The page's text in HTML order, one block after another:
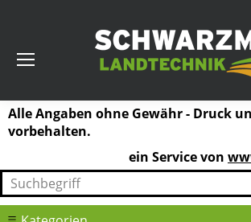
Alle Angaben ohne Gewähr - Druck
vorbehalten.
ein Service von